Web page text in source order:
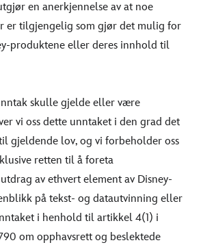
en anerkjennelse av at noe
er tilgjengelig som gjør det mulig for
produktene eller deres innhold til
skulle gjelde eller være
vi oss dette unntaket i den grad det
gjeldende lov, og vi forbeholder oss
retten til å foreta
av ethvert element av Disney-
på tekst- og datautvinning eller
i henhold til artikkel 4(1) i
om opphavsrett og beslektede